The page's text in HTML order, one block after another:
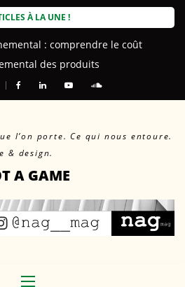
À LA UNE !
: comprendre le coût
des produits
l’on porte. Ce qui nous entoure.
& design.
A GAME